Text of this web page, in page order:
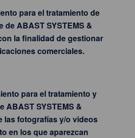
para el tratamiento de
de ABAST SYSTEMS &
la finalidad de gestionar
comerciales.
para el tratamiento y
ABAST SYSTEMS &
las fotografías y/o videos
en los que aparezcan